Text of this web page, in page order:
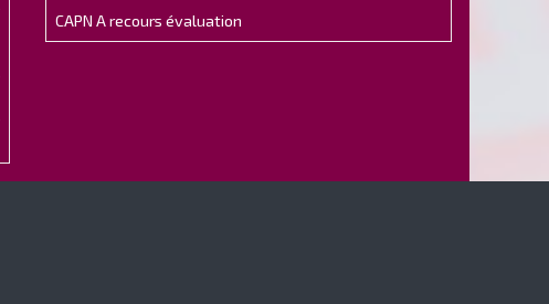
CAPN A recours évaluation